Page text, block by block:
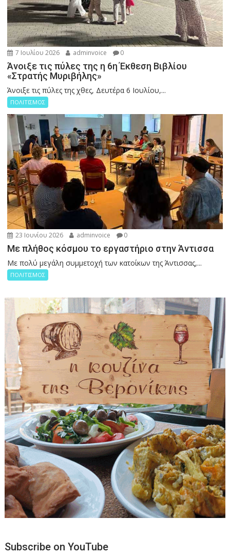
7 Ιουλίου 2026 adminvoice 0
Άνοιξε τις πύλες της η 6η Έκθεση Βιβλίου
«Στρατής Μυριβήλης»
Άνοιξε τις πύλες της χθες, Δευτέρα 6 Ιουλίου,...
ΠΟΛΙΤΙΣΜΟΣ
23 Ιουνίου 2026 adminvoice 0
Με πλήθος κόσμου το εργαστήριο στην Άντισσα
Με πολύ μεγάλη συμμετοχή των κατοίκων της Άντισσας,...
ΠΟΛΙΤΙΣΜΟΣ
Subscribe on YouTube